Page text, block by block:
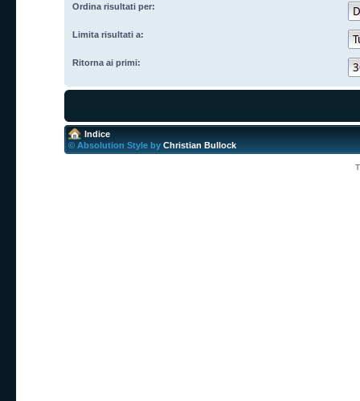
Ordina risultati per:
Limita risultati a:
Ritorna ai primi:
Indice
© Absolution Style by Christian Bullock